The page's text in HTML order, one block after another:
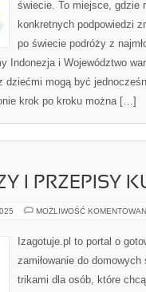
świecie. To miejsce, gdzie
konkretnych podpowiedzi
po świecie podróży z
Indonezja i Województwo
mogą być
krok po kroku można […]
I PRZEPISY
MOŻLIWOŚĆ
Izagotuje.pl to portal o
zamiłowanie do
trikami dla osób, które